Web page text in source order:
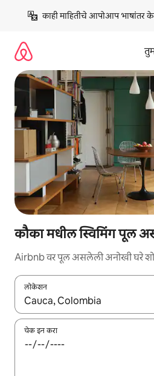
काही माहितीचे आपोआप
कौका मधील स्विमिंग पूल
Airbnb वर पूल असलेली अनोखी घरे
लोकेशन
जेव्हा परिणाम उपलब्ध असतील, तेव्हा
चेक इन करा